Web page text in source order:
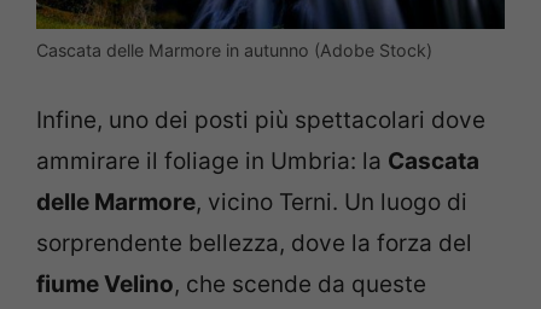
Cascata delle Marmore in autunno (Adobe Stock)
Infine, uno dei posti più spettacolari dove
ammirare il foliage in Umbria: la Cascata
delle Marmore, vicino Terni. Un luogo di
sorprendente bellezza, dove la forza del
fiume Velino, che scende da queste